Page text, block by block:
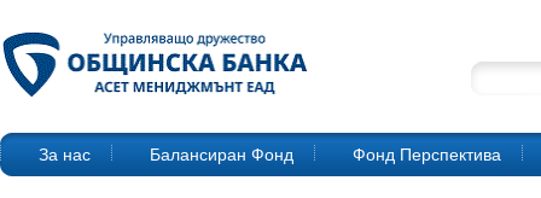
За нас Балансиран Фонд Фонд Перспектива